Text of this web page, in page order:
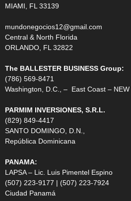
MIAMI, FL 33139
mundonegocios12@gmail.com
Central & North Florida
ORLANDO, FL 32822
The BALLESTER BUSINESS Group:
(786) 569-8471
Washington, D.C., – East Coast – NEW
PARMIM INVERSIONES, S.R.L.
(829) 849-4417
SANTO DOMINGO, D.N.,
República Dominicana
PANAMA:
LAPSA – Lic. Luis Pimentel Espino
(507) 223-9177 | (507) 223-7924
Ciudad Panamá